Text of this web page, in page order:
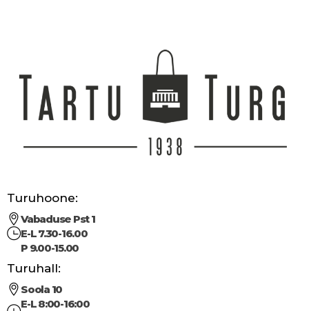
Turuhoone:
Vabaduse Pst 1
E-L 7.30-16.00
P 9.00-15.00
Turuhall:
Soola 10
E-L 8:00-16:00